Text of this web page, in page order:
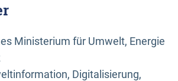
Ministerium für Umwelt, Energie
Digitalisierung,